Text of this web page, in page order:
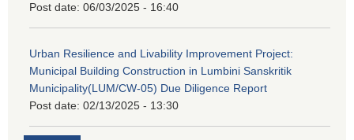
Post date: 06/03/2025 - 16:40
Urban Resilience and Livability Improvement Project:
Municipal Building Construction in Lumbini Sanskritik
Municipality(LUM/CW-05) Due Diligence Report
Post date: 02/13/2025 - 13:30